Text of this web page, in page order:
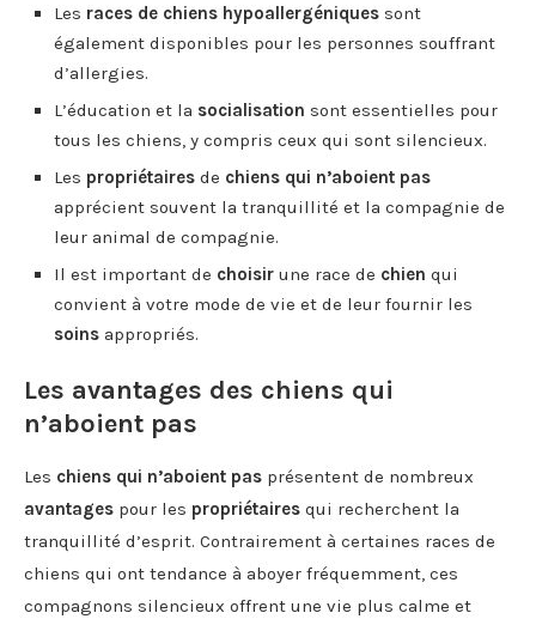
Les races de chiens hypoallergéniques sont
également disponibles pour les personnes souffrant
d’allergies.
L’éducation et la socialisation sont essentielles pour
tous les chiens, y compris ceux qui sont silencieux.
Les propriétaires de chiens qui n’aboient pas
apprécient souvent la tranquillité et la compagnie de
leur animal de compagnie.
Il est important de choisir une race de chien qui
convient à votre mode de vie et de leur fournir les
soins appropriés.
Les avantages des chiens qui
n’aboient pas
Les chiens qui n’aboient pas présentent de nombreux
avantages pour les propriétaires qui recherchent la
tranquillité d’esprit. Contrairement à certaines races de
chiens qui ont tendance à aboyer fréquemment, ces
compagnons silencieux offrent une vie plus calme et